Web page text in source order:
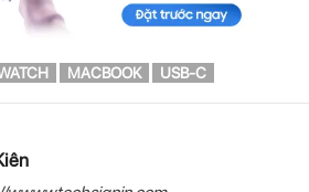
MACBOOK USB-C